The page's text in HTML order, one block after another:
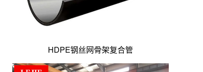
HDPE钢丝网骨架复合管